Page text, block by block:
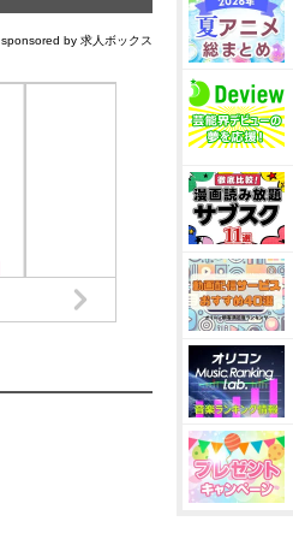
sponsored by 求人ボックス